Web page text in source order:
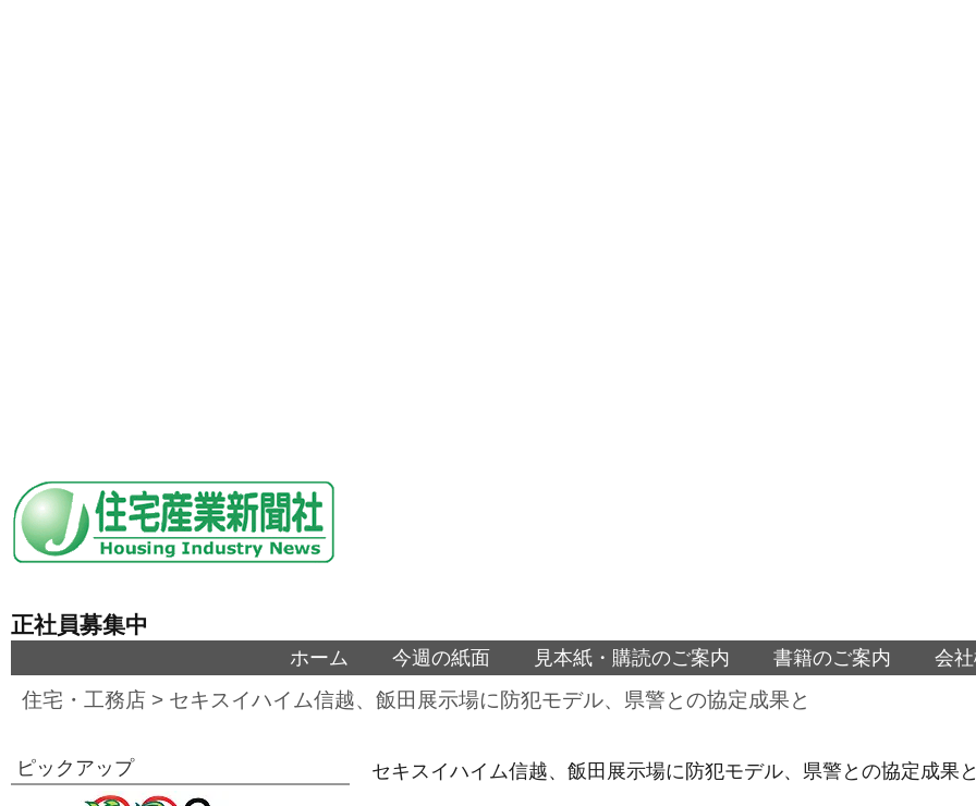
正社員募集中
ホーム 今週の紙面 見本紙・購読のご案内 書籍のご案内 会
住宅・工務店 > セキスイハイム信越、飯田展示場に防犯モデル、県警との協定成果と
セキスイハイム信越、飯田展示場に防犯モデル、県警との協定成果
ピックアップ